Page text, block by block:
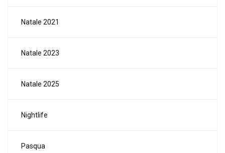
Natale 2021
Natale 2023
Natale 2025
Nightlife
Pasqua